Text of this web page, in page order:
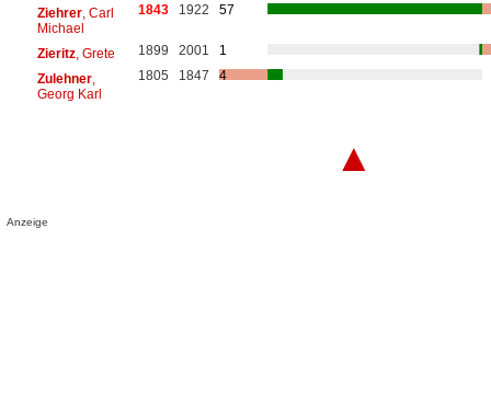
Ziehrer, Carl
Michael
1843 1922 57
Zieritz, Grete 1899 2001
1
Zulehner,
Georg Karl
1805 1847 4
▲
Anzeige